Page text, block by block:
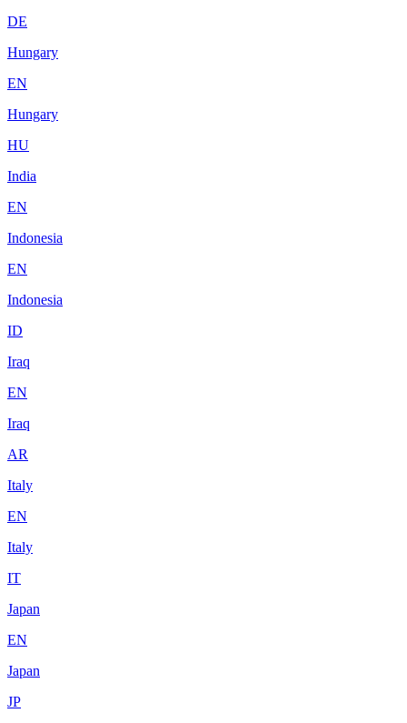
DE
Hungary
EN
Hungary
HU
India
EN
Indonesia
EN
Indonesia
ID
Iraq
EN
Iraq
AR
Italy
EN
Italy
IT
Japan
EN
Japan
JP